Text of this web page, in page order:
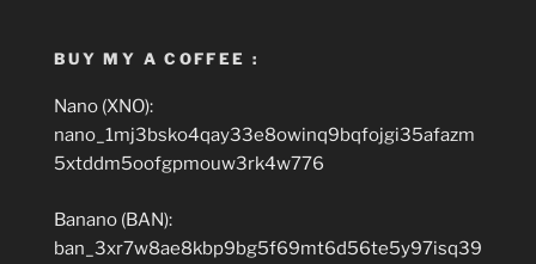
BUY MY A COFFEE :
Nano (XNO):
nano_1mj3bsko4qay33e8owinq9bqfojgi35afazm
5xtddm5oofgpmouw3rk4w776
Banano (BAN):
ban_3xr7w8ae8kbp9bg5f69mt6d56te5y97isq39